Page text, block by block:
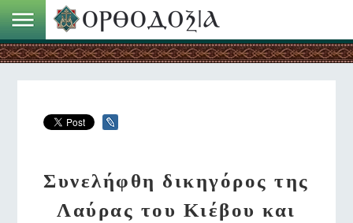
Συνελήφθη δικηγόρος της
Λαύρας του Κιέβου και